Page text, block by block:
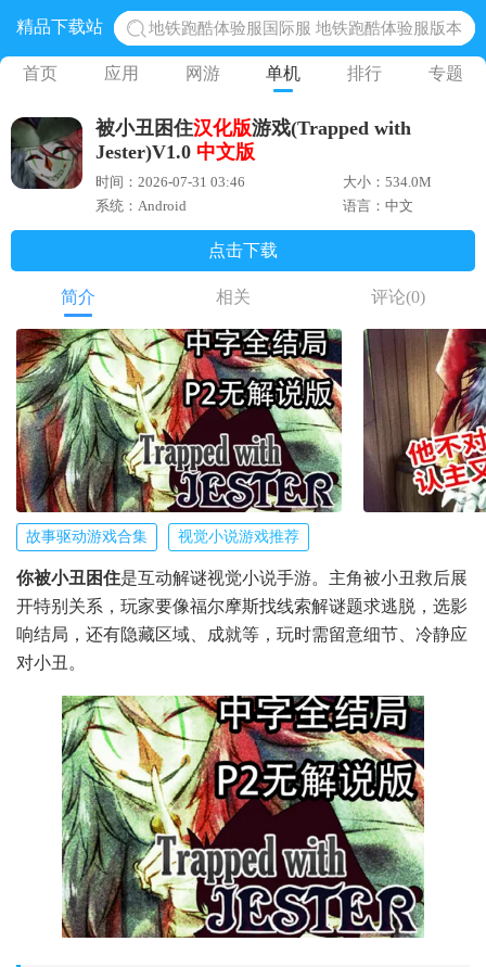
精品下载站
地铁跑酷体验服国际服 地铁跑酷体验服版本
网易光遇手游正版 点亮星空共庆周年
黎明觉醒生机腾讯正版 黎明觉醒生机国际服
蛋仔派对下载 蛋仔派对体验服
奥特曼王者传奇 正版奥特曼游戏
首页 应用 网游 单机 排行 专题
被小丑困住汉化版游戏(Trapped with
Jester)V1.0 中文版
时间：2026-07-31 03:46
大小：534.0M
系统：Android
语言：中文
点击下载
简介 相关 评论(0)
故事驱动游戏合集 视觉小说游戏推荐
你被小丑困住是互动解谜视觉小说手游。主角被小丑救后展
开特别关系，玩家要像福尔摩斯找线索解谜题求逃脱，选影
响结局，还有隐藏区域、成就等，玩时需留意细节、冷静应
对小丑。